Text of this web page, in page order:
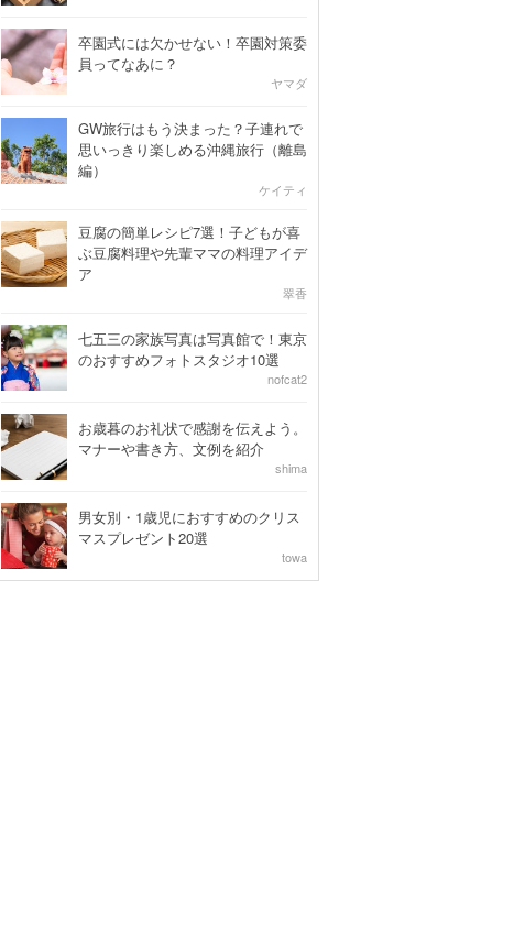
卒園式には欠かせない！卒園対策委
員ってなあに？
ヤマダ
GW旅行はもう決まった？子連れで
思いっきり楽しめる沖縄旅行（離島
編）
ケイティ
豆腐の簡単レシピ7選！子どもが喜
ぶ豆腐料理や先輩ママの料理アイデ
ア
翠香
七五三の家族写真は写真館で！東京
のおすすめフォトスタジオ10選
nofcat2
お歳暮のお礼状で感謝を伝えよう。
マナーや書き方、文例を紹介
shima
男女別・1歳児におすすめのクリス
マスプレゼント20選
towa